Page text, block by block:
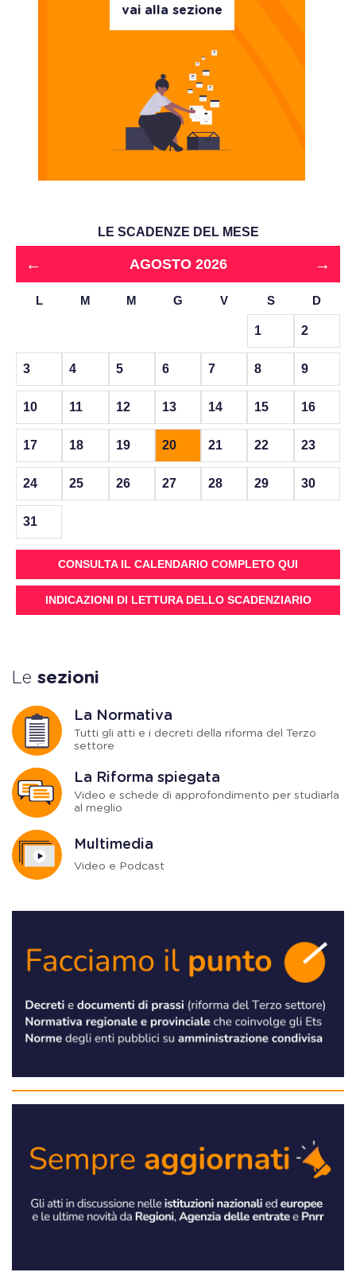
vai alla sezione
LE SCADENZE DEL MESE
← AGOSTO 2026 →
L M M G V S D
1 2
3 4 5 6 7 8 9
10 11 12 13 14 15 16
17 18 19 20 21 22 23
24 25 26 27 28 29 30
31
CONSULTA IL CALENDARIO COMPLETO QUI
INDICAZIONI DI LETTURA DELLO SCADENZIARIO
Le sezioni
La Normativa
Tutti gli atti e i decreti della riforma del Terzo
settore
La Riforma spiegata
Video e schede di approfondimento per studiarla
al meglio
Multimedia
Video e Podcast